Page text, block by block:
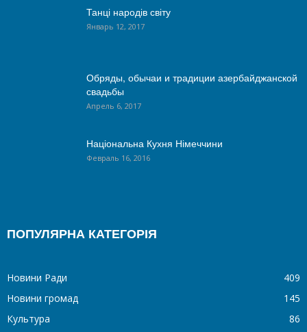
Танці народів світу
Январь 12, 2017
Обряды, обычаи и традиции азербайджанской
свадьбы
Апрель 6, 2017
Національна Кухня Німеччини
Февраль 16, 2016
ПОПУЛЯРНА КАТЕГОРІЯ
Новини Ради
409
Новини громад
145
Культура
86